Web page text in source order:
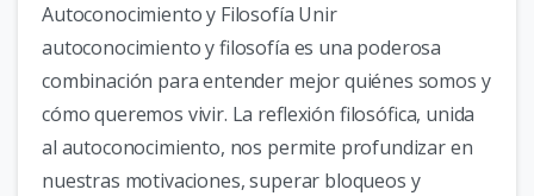
Autoconocimiento y Filosofía Unir
autoconocimiento y filosofía es una poderosa
combinación para entender mejor quiénes somos y
cómo queremos vivir. La reflexión filosófica, unida
al autoconocimiento, nos permite profundizar en
nuestras motivaciones, superar bloqueos y